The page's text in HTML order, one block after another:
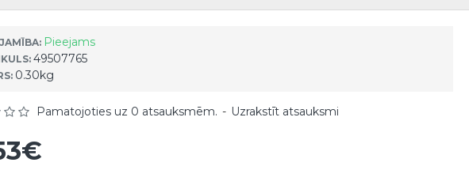
Pieejams
49507765
0.30kg
Pamatojoties uz 0 atsauksmēm. - Uzrakstīt atsauksmi